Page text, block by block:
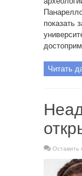
показать
Читать
Оставить